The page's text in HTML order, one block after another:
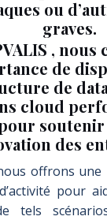
ou
graves.
,
de
de
cloud
des
offrons
pour
tels